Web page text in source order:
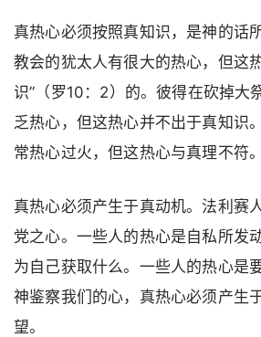
真热心必须按照真知识，是神的话
教会的犹太人有很大的热心，但这
识”（罗10：2）的。彼得在砍掉大
乏热心，但这热心并不出于真知识
常热心过火，但这热心与真理不符。
真热心必须产生于真动机。法利赛
党之心。一些人的热心是自私所
为自己获取什么。一些人的热心是
神鉴察我们的心，真热心必须产生
望。